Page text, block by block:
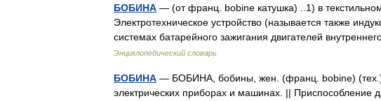
БОБИНА — (от франц. bobine катушка) ..1) в
Электротехническое устройство (называется также
системах батарейного зажигания двигателей
Энциклопедический словарь
БОБИНА — БОБИНА, бобины, жен. (франц. bobine)
электрических приборах и машинах. || Приспособление